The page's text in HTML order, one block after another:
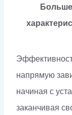
Больше
напрямую
начиная с
заканчивая